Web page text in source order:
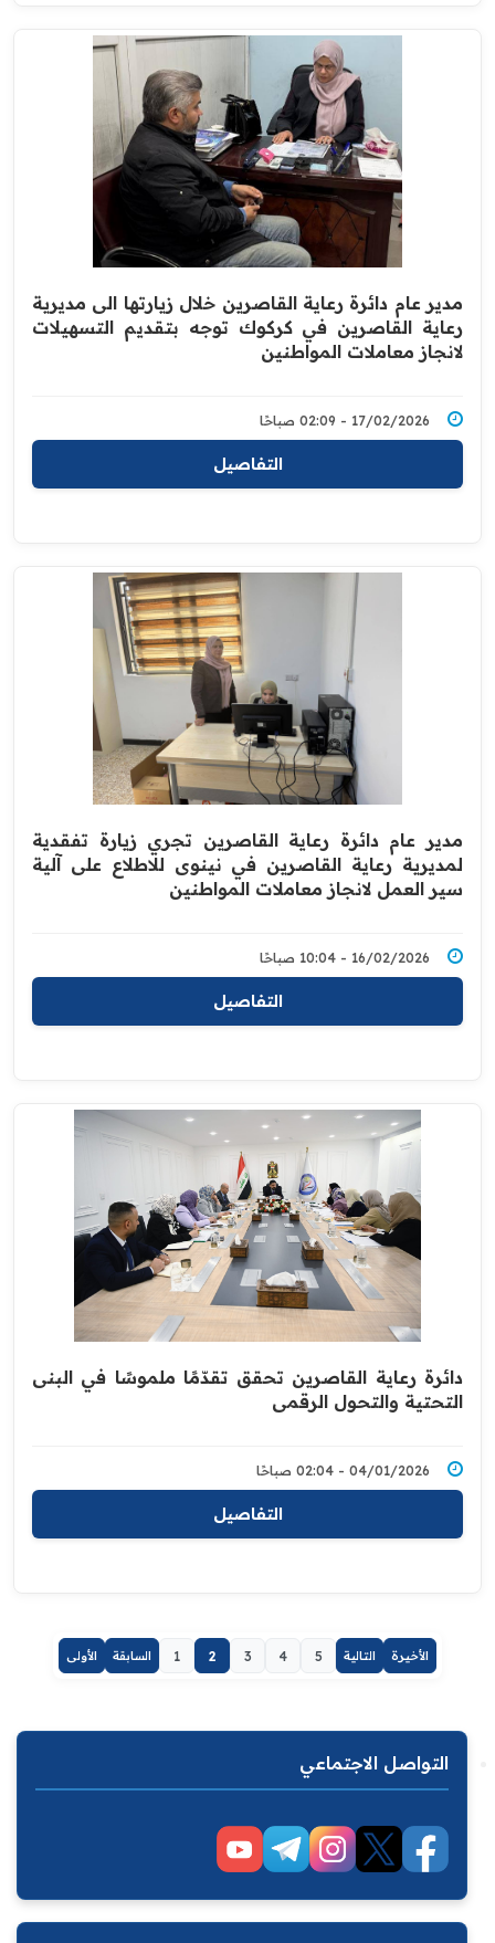
مدير عام دائرة رعاية القاصرين خلال زيارتها الى مديرية
رعاية القاصرين في كركوك توجه بتقديم التسهيلات
لانجاز معاملات المواطنين
17/02/2026 - 02:09 صباحًا
التفاصيل
مدير عام دائرة رعاية القاصرين تجري زيارة تفقدية
لمديرية رعاية القاصرين في نينوى للاطلاع على آلية
سير العمل لانجاز معاملات المواطنين ‏
16/02/2026 - 10:04 صباحًا
التفاصيل
دائرة رعاية القاصرين تحقق تقدّمًا ملموسًا في البنى
التحتية والتحول الرقمي
04/01/2026 - 02:04 صباحًا
التفاصيل
الأولى السابقة 1 2 3 4 5 التالية الأخيرة
التواصل الاجتماعي